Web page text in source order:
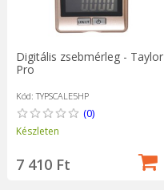
Digitális zsebmérleg - Taylor
Pro
Kód: TYPSCALE5HP
(0)
Készleten
7 410 Ft